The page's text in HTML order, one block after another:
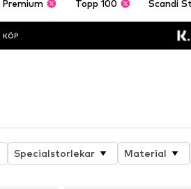
Premium Topp 100 Scandi
KÖP
Specialstorlekar Material